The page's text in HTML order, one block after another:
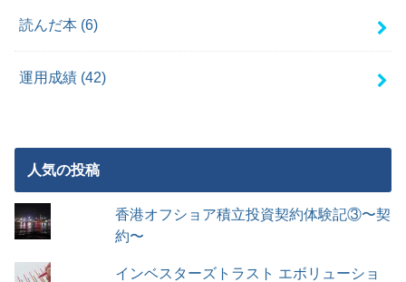
読んだ本 (6)
運用成績 (42)
人気の投稿
香港オフショア積立投資契約体験記③〜契
約〜
インベスターズトラスト エボリューショ